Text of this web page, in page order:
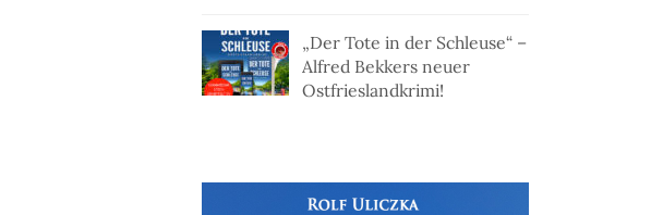
„Der Tote in der Schleuse“ –
Alfred Bekkers neuer
Ostfrieslandkrimi!